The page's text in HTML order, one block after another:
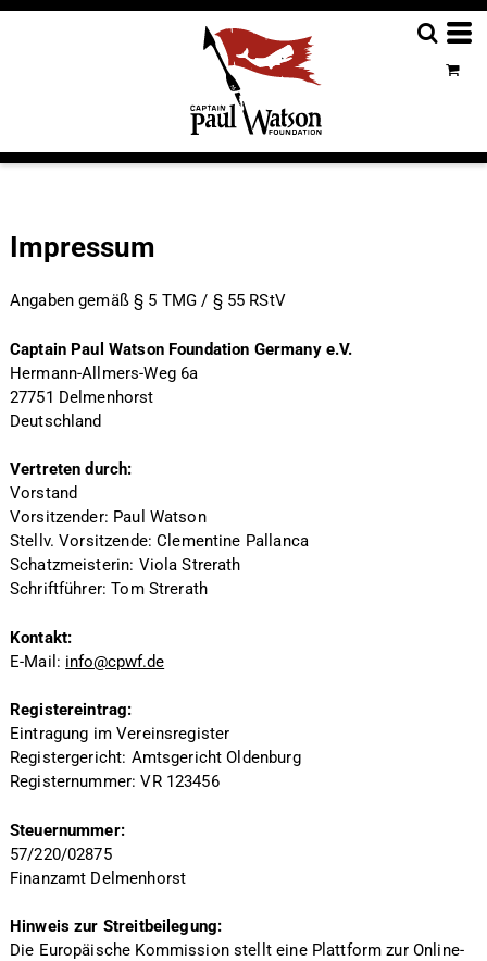
Impressum
Angaben gemäß § 5 TMG / § 55 RStV
Captain Paul Watson Foundation Germany e.V.
Hermann-Allmers-Weg 6a
27751 Delmenhorst
Deutschland
Vertreten durch:
Vorstand
Vorsitzender: Paul Watson
Stellv. Vorsitzende: Clementine Pallanca
Schatzmeisterin: Viola Strerath
Schriftführer: Tom Strerath
Kontakt:
E-Mail: info@cpwf.de
Registereintrag:
Eintragung im Vereinsregister
Registergericht: Amtsgericht Oldenburg
Registernummer: VR 123456
Steuernummer:
57/220/02875
Finanzamt Delmenhorst
Hinweis zur Streitbeilegung:
Die Europäische Kommission stellt eine Plattform zur Online-